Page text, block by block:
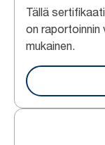
Tällä
on raportoinnin
mukainen.